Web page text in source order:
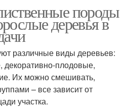
породы
деревья в
различные виды деревьев:
декоративно-плодовые,
Их можно смешивать,
– все зависит от
участка.